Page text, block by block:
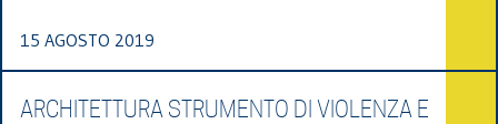
15 AGOSTO 2019
ARCHITETTURA STRUMENTO DI VIOLENZA E